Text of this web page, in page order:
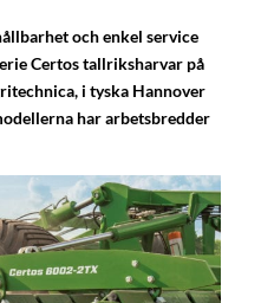
och enkel service
Certos tallriksharvar på
i tyska Hannover
har arbetsbredder